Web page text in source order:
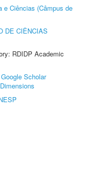
e Ciências (Câmpus de
DE CIÊNCIAS
RDIDP Academic
Google Scholar
Dimensions